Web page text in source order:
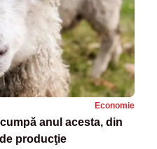
Economie
anul acesta, din
producţie